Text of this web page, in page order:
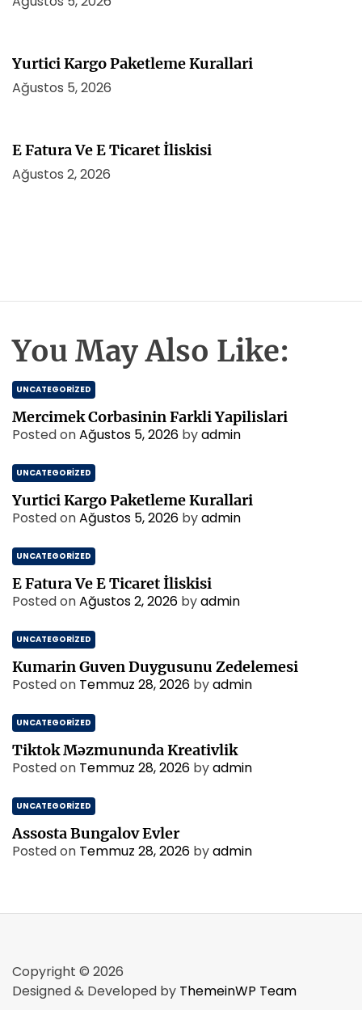
Yurtici Kargo Paketleme Kurallari
Ağustos 5, 2026
E Fatura Ve E Ticaret İliskisi
Ağustos 2, 2026
You May Also Like:
UNCATEGORIZED
Mercimek Corbasinin Farkli Yapilislari
Posted onAğustos 5, 2026 byadmin
UNCATEGORIZED
Yurtici Kargo Paketleme Kurallari
Posted onAğustos 5, 2026 byadmin
UNCATEGORIZED
E Fatura Ve E Ticaret İliskisi
Posted onAğustos 2, 2026 byadmin
UNCATEGORIZED
Kumarin Guven Duygusunu Zedelemesi
Posted on Temmuz 28, 2026 byadmin
UNCATEGORIZED
Tiktok Məzmununda Kreativlik
Posted on Temmuz 28, 2026 byadmin
UNCATEGORIZED
Assosta Bungalov Evler
Posted on Temmuz 28, 2026 byadmin
Copyright © 2026
Designed & Developed by ThemeinWP Team